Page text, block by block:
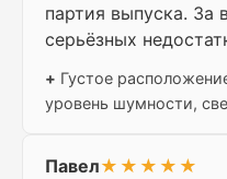
партия выпуска. За
серьёзных
+ Густое
уровень шумности,
Павел★★★★★